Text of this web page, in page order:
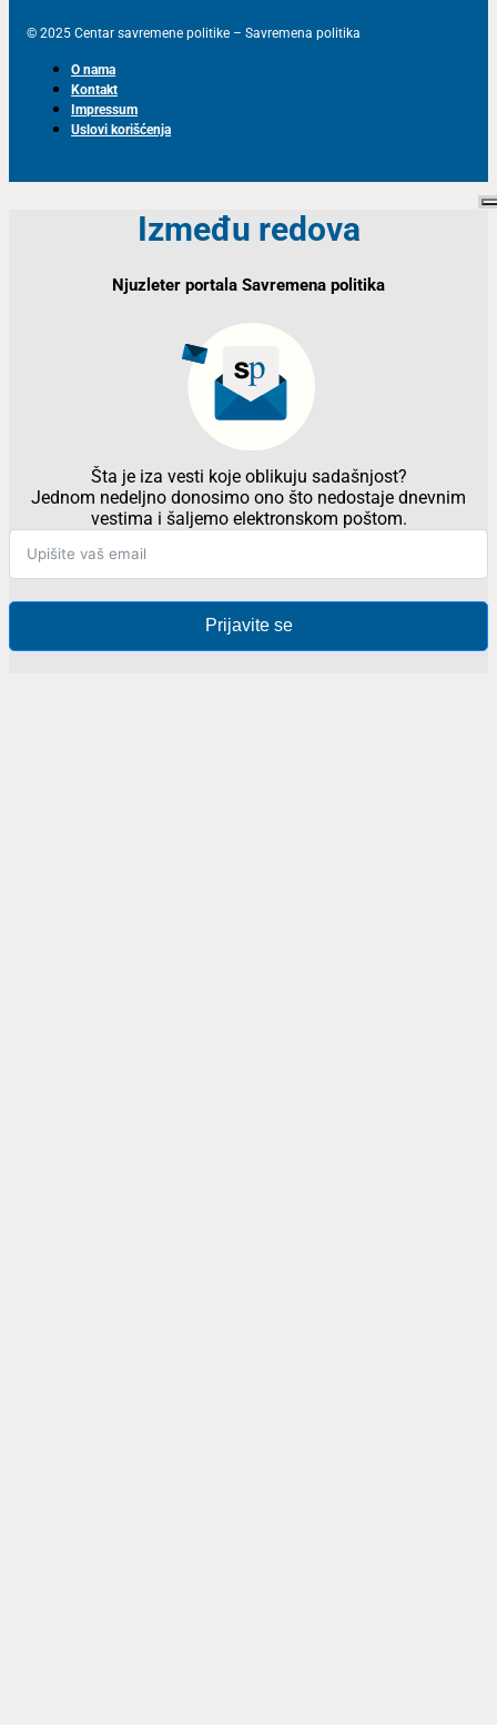
© 2025 Centar savremene politike – Savremena politika
O nama
Kontakt
Impressum
Uslovi korišćenja
Između redova
Njuzleter portala Savremena politika
Šta je iza vesti koje oblikuju sadašnjost?
Jednom nedeljno donosimo ono što nedostaje dnevnim
vestima i šaljemo elektronskom poštom.
Prijavite se